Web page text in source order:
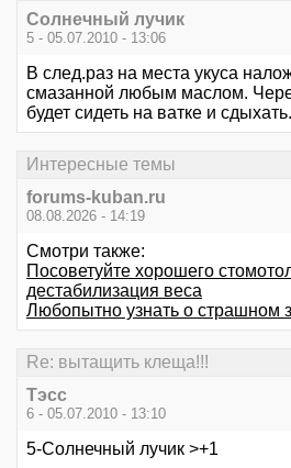
Солнечный лучик
5 - 05.07.2010 - 13:06
В след.раз на места укуса
смазанной любым маслом.
будет сидеть на ватке и
Интересные темы
forums-kuban.ru
08.08.2026 - 14:19
Смотри также:
Посоветуйте хорошего
дестабилизация веса
Любопытно узнать о страшном
Re: вытащить клеща!!!
Тэсс
6 - 05.07.2010 - 13:10
5-Солнечный лучик >+1